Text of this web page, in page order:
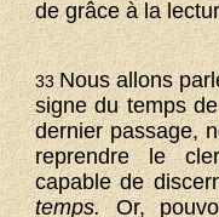
de grâce à la
33Nous allons
signe du temps
dernier passage,
reprendre le
capable de
temps.Or,